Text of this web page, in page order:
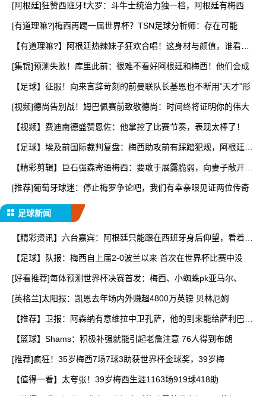
[阿根廷]狂赞西班牙❗大罗：斗牛士统治力独一档，阿根廷有梅西
[有道理嘛?]梅西再踢一届世界杯？TSN足球分析师：存在可能
【有道理嘛?】阿根廷热辣妹子狂欢合唱！这身材与颜值，谁看了
[集锦]预测失败！库里此前：很难不看好阿根廷和梅西！他们会成
【足球】征服！向来言辞苛刻的前曼联队长基恩也不断用“天才”形
[视频]德尚告别战！姆巴佩赛前致敬德尚：时间终将证明你的伟大
【视频】费迪南德盛赞恩佐：他掌控了比赛节奏，表现太棒了！
【足球】埃及前国际裁判复盘：梅西助攻前有踩踏犯规，阿根廷进
【精彩剪辑】巨石强森寄语梅西：要敢于展露脆弱，向妻子敞开心
[推荐]葡萄牙球迷：停止梅罗争论吧，我们有幸亲眼见证两位传奇
足球新闻
【精彩资讯】六台嘉宾：阿根廷只能跟在西班牙身后仰望，看着我
【足球】队报：梅西自上届2-0波兰以来 首次在世界杯比赛中没
[好看推荐]每体预测世界杯决赛首发：梅西、小蜘蛛pk亚马尔、
[英格兰]太阳报：凯恩去年场内外赚超4800万英镑 贝林厄姆
【推荐】卫报：阿森纳有意维拉中卫孔萨，他的到来能给萨利巴提
【篮球】Shams：积极补强就能引起老詹注意 76人得到布朗
[推荐]疯狂！35岁梅西7场7球3助获世界杯金球奖，39岁梅
【值得一看】太夸张！39岁梅西生涯1163场919球418助